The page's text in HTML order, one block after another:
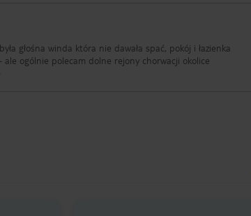
głośna winda która nie dawała spać, pokój i łazienka